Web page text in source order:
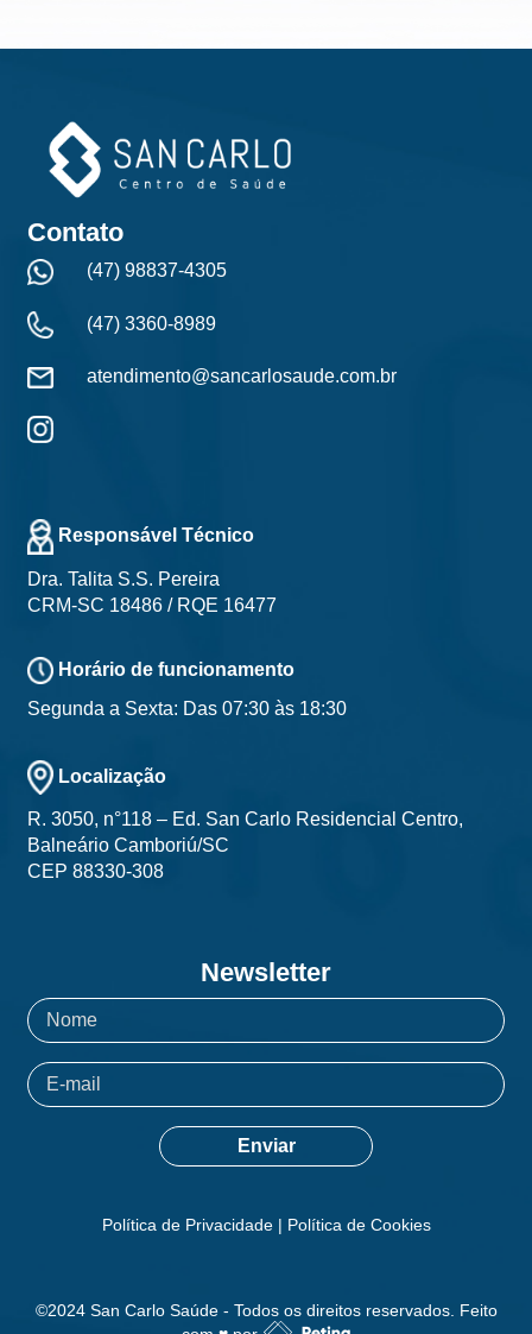
Contato
(47) 98837-4305
(47) 3360-8989
atendimento@sancarlosaude.com.br
Responsável Técnico
Dra. Talita S.S. Pereira
CRM-SC 18486 / RQE 16477
Horário de funcionamento
Segunda a Sexta: Das 07:30 às 18:30
Localização
R. 3050, n°118 – Ed. San Carlo Residencial Centro,
Balneário Camboriú/SC
CEP 88330-308
Newsletter
Política de Privacidade| Política de Cookies
©2024 San Carlo Saúde - Todos os direitos reservados. Feito